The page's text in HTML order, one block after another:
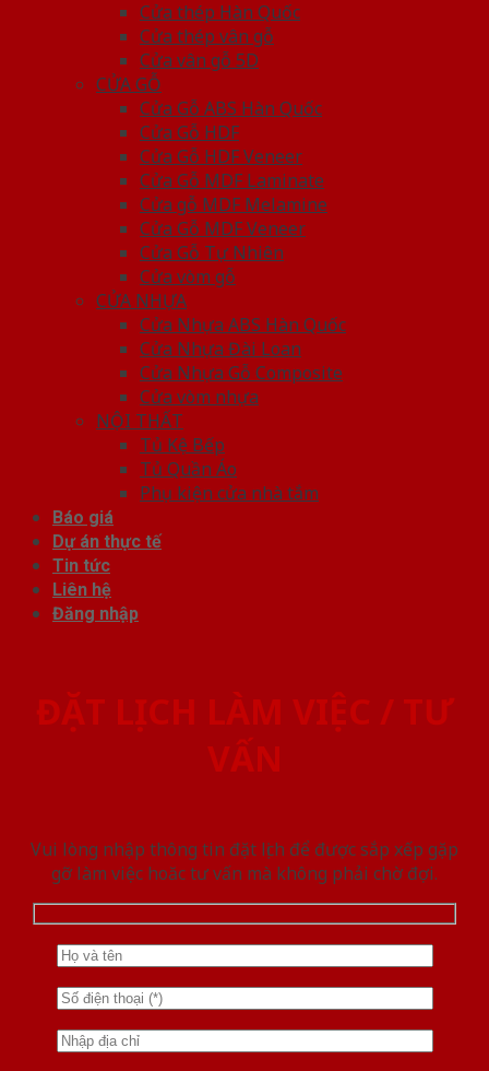
Cửa thép Hàn Quốc
Cửa thép vân gỗ
Cửa vân gỗ 5D
CỬA GỖ
Cửa Gỗ ABS Hàn Quốc
Cửa Gỗ HDF
Cửa Gỗ HDF Veneer
Cửa Gỗ MDF Laminate
Cửa gỗ MDF Melamine
Cửa Gỗ MDF Veneer
Cửa Gỗ Tự Nhiên
Cửa vòm gỗ
CỬA NHỰA
Cửa Nhựa ABS Hàn Quốc
Cửa Nhựa Đài Loan
Cửa Nhựa Gỗ Composite
Cửa vòm nhựa
NỘI THẤT
Tủ Kệ Bếp
Tủ Quần Áo
Phụ kiện cửa nhà tắm
Báo giá
Dự án thực tế
Tin tức
Liên hệ
Đăng nhập
ĐẶT LỊCH LÀM VIỆC / TƯ
VẤN
Vui lòng nhập thông tin đặt lịch để được sắp xếp gặp
gỡ làm việc hoăc tư vấn mà không phải chờ đợi.